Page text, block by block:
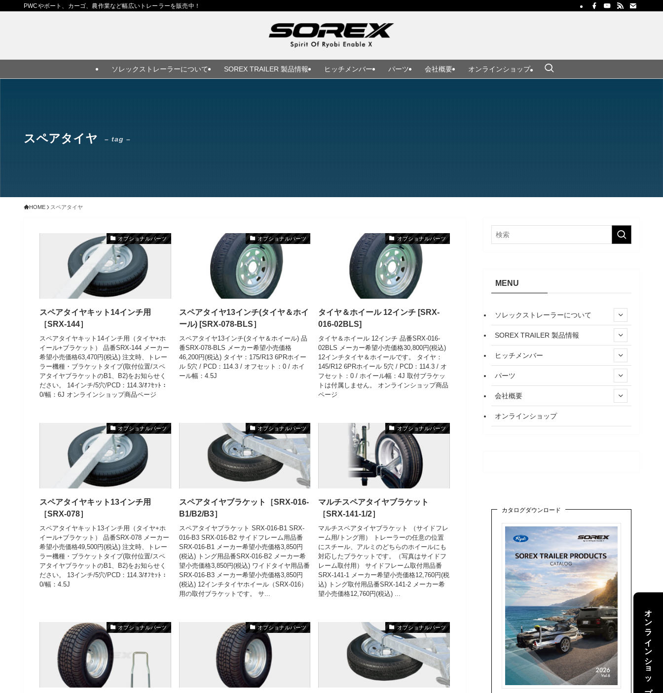
PWCやボート、カーゴ、農作業など幅広いトレーラーを販売中！
ソレックストレーラーについて SOREX TRAILER 製品情報 ヒッチメンバー パーツ 会社概要 オンラインショップ
スペアタイヤ – tag –
HOME スペアタイヤ
オプショナルパーツ
スペアタイヤキット14インチ用
［SRX-144］
スペアタイヤキット14インチ用（タイヤ+ホ
イール+ブラケット） 品番SRX-144 メーカー
希望小売価格63,470円(税込) 注文時、トレー
ラー機種・ブラケットタイプ(取付位置/スペ
アタイヤブラケットのB1、B2)をお知らせく
ださい。 14インチ/5穴/PCD：114.3/ｵﾌｾｯﾄ：
0/幅：6J オンラインショップ商品ページ
オプショナルパーツ
スペアタイヤ13インチ(タイヤ＆ホイ
ール) [SRX-078-BLS］
スペアタイヤ13インチ(タイヤ＆ホイール) 品
番SRX-078-BLS メーカー希望小売価格
46,200円(税込) タイヤ：175/R13 6PRホイー
ル 5穴 / PCD：114.3 / オフセット：0 / ホイ
ール幅：4.5J
オプショナルパーツ
タイヤ＆ホイール 12インチ [SRX-
016-02BLS]
タイヤ＆ホイール 12インチ 品番SRX-016-
02BLS メーカー希望小売価格30,800円(税込)
12インチタイヤ＆ホイールです。 タイヤ：
145/R12 6PRホイール 5穴 / PCD：114.3 / オ
フセット：0 / ホイール幅：4J 取付ブラケッ
トは付属しません。 オンラインショップ商品
ページ
オプショナルパーツ
スペアタイヤキット13インチ用
［SRX-078］
スペアタイヤキット13インチ用（タイヤ+ホ
イール+ブラケット） 品番SRX-078 メーカー
希望小売価格49,500円(税込) 注文時、トレー
ラー機種・ブラケットタイプ(取付位置/スペ
アタイヤブラケットのB1、B2)をお知らせく
ださい。 13インチ/5穴/PCD：114.3/ｵﾌｾｯﾄ：
0/幅：4.5J
オプショナルパーツ
スペアタイヤブラケット［SRX-016-
B1/B2/B3］
スペアタイヤブラケット SRX-016-B1 SRX-
016-B3 SRX-016-B2 サイドフレーム用品番
SRX-016-B1 メーカー希望小売価格3,850円
(税込) トング用品番SRX-016-B2 メーカー希
望小売価格3,850円(税込) ワイドタイヤ用品番
SRX-016-B3 メーカー希望小売価格3,850円
(税込) 12インチタイヤホイール（SRX-016）
用の取付ブラケットです。 サ...
オプショナルパーツ
マルチスペアタイヤブラケット
［SRX-141-1/2］
マルチスペアタイヤブラケット （サイドフレ
ーム用/トング用） トレーラーの任意の位置
にスチール、アルミのどちらのホイールにも
対応したブラケットです。（写真はサイドフ
レーム取付用） サイドフレーム取付用品番
SRX-141-1 メーカー希望小売価格12,760円(税
込) トング取付用品番SRX-141-2 メーカー希
望小売価格12,760円(税込) ...
オプショナルパーツ オプショナルパーツ オプショナルパーツ
MENU
ソレックストレーラーについて
SOREX TRAILER 製品情報
ヒッチメンバー
パーツ
会社概要
オンラインショップ
カタログダウンロード
オンラインショップ